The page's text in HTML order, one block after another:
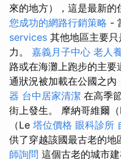
來的地方），這是最新
您成功的網路行銷策略 -
services 其他地區主要
力。 嘉義月子中心 老人
路或在海灘上跑步的主要
通狀況被加載在公國之內
器 台中居家清潔 在高季
街上發生。 摩納哥維爾
（Le 塔位價格 眼科診所
供了穿越該國最古老的地
師詢問 這個古老的城市